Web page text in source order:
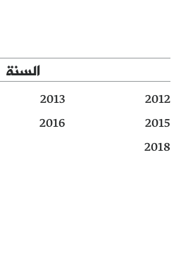
السنة
2012
2013
2015
2016
2018